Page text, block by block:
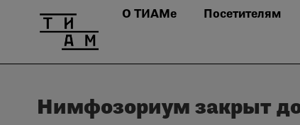
О ТИАМе Посетителям
Нимфозориум закрыт до